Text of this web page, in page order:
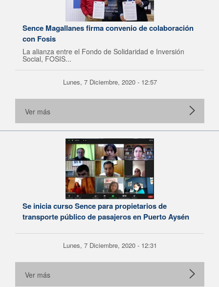
Sence Magallanes firma convenio de colaboración
con Fosis
La alianza entre el Fondo de Solidaridad e Inversión
Social, FOSIS...
Lunes, 7 Diciembre, 2020 - 12:57
Ver más
Se inicia curso Sence para propietarios de
transporte público de pasajeros en Puerto Aysén
Lunes, 7 Diciembre, 2020 - 12:31
Ver más